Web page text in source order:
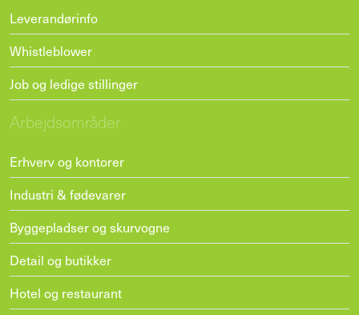
Leverandørinfo
Whistleblower
Job og ledige stillinger
Arbejdsområder
Erhverv og kontorer
Industri & fødevarer
Byggepladser og skurvogne
Detail og butikker
Hotel og restaurant